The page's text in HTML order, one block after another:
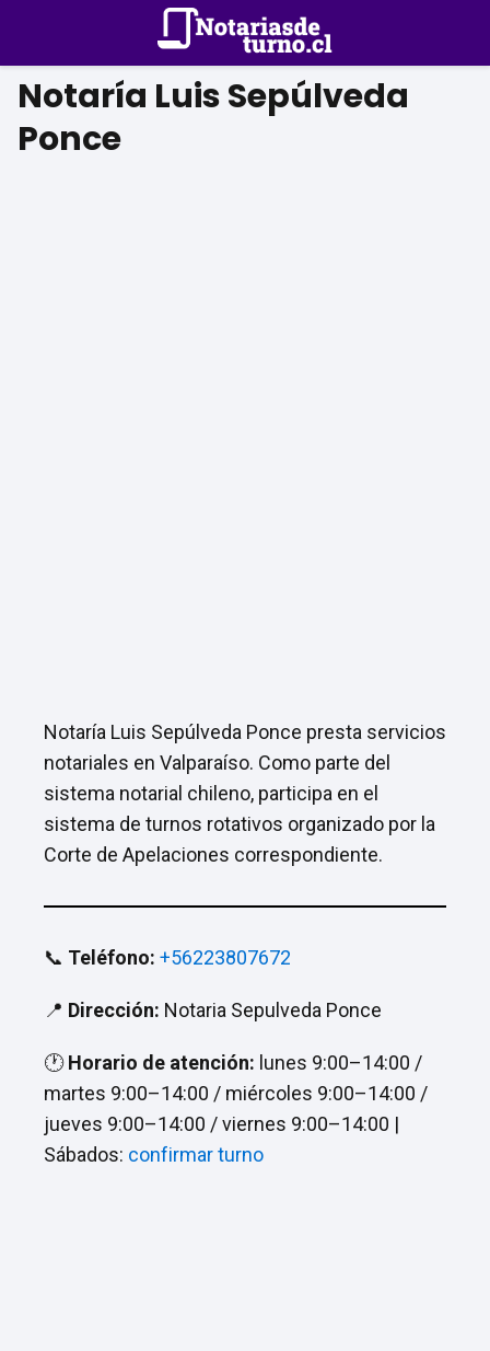
Notaría Luis Sepúlveda
Ponce
Notaría Luis Sepúlveda Ponce presta servicios
notariales en Valparaíso. Como parte del
sistema notarial chileno, participa en el
sistema de turnos rotativos organizado por la
Corte de Apelaciones correspondiente.
📞 Teléfono: +56223807672
📍 Dirección: Notaria Sepulveda Ponce
🕐Horario de atención: lunes 9:00–14:00 /
martes 9:00–14:00 / miércoles 9:00–14:00 /
jueves 9:00–14:00 / viernes 9:00–14:00 |
Sábados: confirmar turno